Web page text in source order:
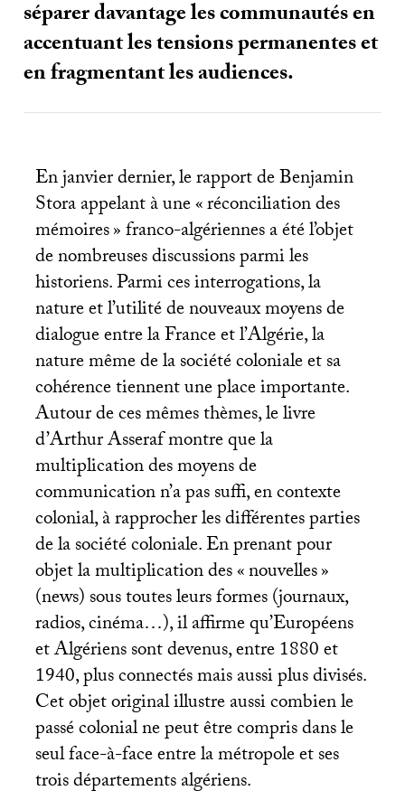
séparer davantage les communautés en
accentuant les tensions permanentes et
en fragmentant les audiences.
En janvier dernier, le rapport de Benjamin
Stora appelant à une «réconciliation des
mémoires» franco-algériennes a été l’objet
de nombreuses discussions parmi les
historiens. Parmi ces interrogations, la
nature et l’utilité de nouveaux moyens de
dialogue entre la France et l’Algérie, la
nature même de la société coloniale et sa
cohérence tiennent une place importante.
Autour de ces mêmes thèmes, le livre
d’Arthur Asseraf montre que la
multiplication des moyens de
communication n’a pas suffi, en contexte
colonial, à rapprocher les différentes parties
de la société coloniale. En prenant pour
objet la multiplication des «nouvelles»
(news) sous toutes leurs formes (journaux,
radios, cinéma…), il affirme qu’Européens
et Algériens sont devenus, entre 1880 et
1940, plus connectés mais aussi plus divisés.
Cet objet original illustre aussi combien le
passé colonial ne peut être compris dans le
seul face-à-face entre la métropole et ses
trois départements algériens.